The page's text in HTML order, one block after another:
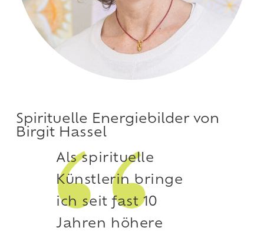
Spirituelle Energiebilder von
Birgit Hassel
Als spirituelle
Künstlerin bringe
ich seit fast 10
Jahren höhere